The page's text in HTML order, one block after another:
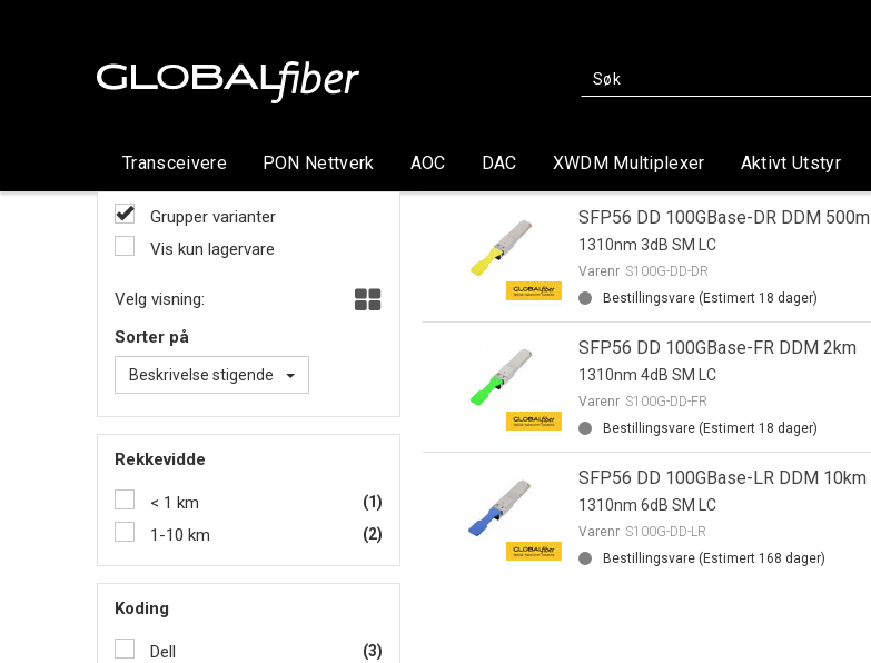
Transceivere PON Nettverk AOC DAC XWDM Multiplexer Aktivt Utstyr
Grupper varianter
Vis kun lagervare
Velg visning:
Sorter på
Beskrivelse stigende
Rekkevidde
< 1 km (1)
1-10 km (2)
Koding
Dell (3)
SFP56 DD 100GBase-DR DDM 500m
1310nm 3dB SM LC
Varenr S100G-DD-DR
Bestillingsvare (Estimert 18 dager)
SFP56 DD 100GBase-FR DDM 2km
1310nm 4dB SM LC
Varenr S100G-DD-FR
Bestillingsvare (Estimert 18 dager)
SFP56 DD 100GBase-LR DDM 10km
1310nm 6dB SM LC
Varenr S100G-DD-LR
Bestillingsvare (Estimert 168 dager)